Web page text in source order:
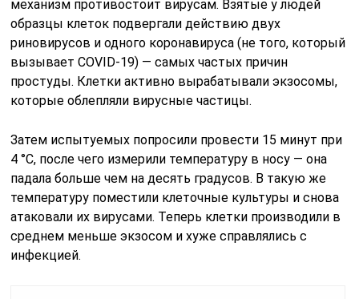
механизм противостоит вирусам. Взятые у людей
образцы клеток подвергали действию двух
риновирусов и одного коронавируса (не того, который
вызывает COVID-19) — самых частых причин
простуды. Клетки активно вырабатывали экзосомы,
которые облепляли вирусные частицы.
Затем испытуемых попросили провести 15 минут при
4 °C, после чего измерили температуру в носу — она
падала больше чем на десять градусов. В такую же
температуру поместили клеточные культуры и снова
атаковали их вирусами. Теперь клетки производили в
среднем меньше экзосом и хуже справлялись с
инфекцией.